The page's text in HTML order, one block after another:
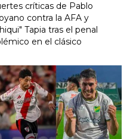
críticas de Pablo
contra la AFA y
Tapia tras el penal
en el clásico